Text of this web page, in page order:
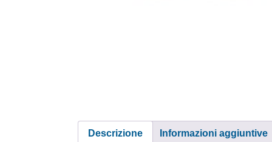
Descrizione Informazioni aggiuntive